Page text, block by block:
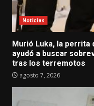
Noticias
Murió Luka, la perrita
ayudó a buscar
tras los terremotos
agosto 7, 2026